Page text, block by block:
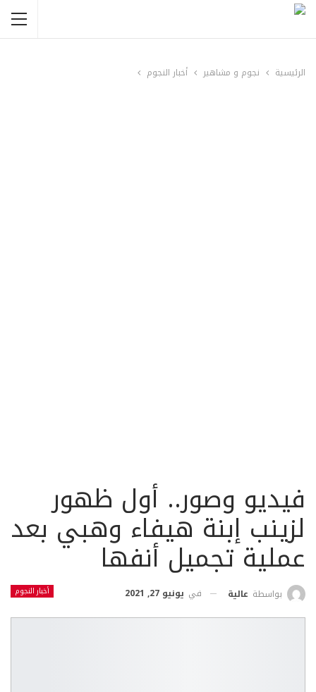
الرئيسية نجوم و مشاهير أخبار النجوم
فيديو وصور.. أول ظهور
لزينب إبنة هيفاء وهبي بعد
عملية تجميل أنفها
أخبار النجوم بواسطة عالية في يونيو 27, 2021